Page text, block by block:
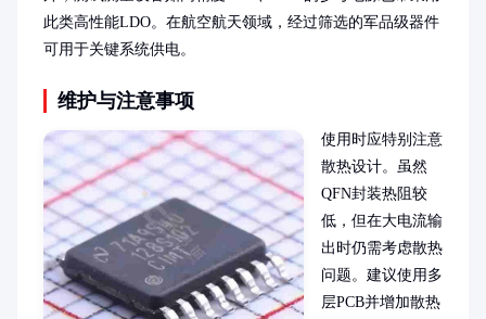
此类高性能LDO。在航空航天领域，经过筛选的军品级器件
可用于关键系统供电。
维护与注意事项
使用时应特别注意
散热设计。虽然
QFN封装热阻较
低，但在大电流输
出时仍需考虑散热
问题。建议使用多
层PCB并增加散热